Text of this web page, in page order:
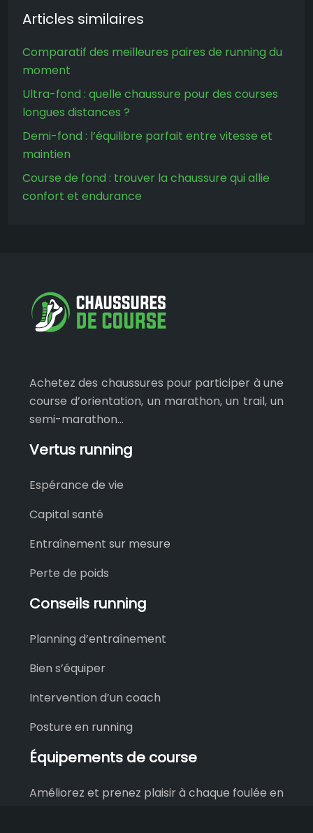
Articles similaires
Comparatif des meilleures paires de running du
moment
Ultra-fond : quelle chaussure pour des courses
longues distances ?
Demi-fond : l’équilibre parfait entre vitesse et
maintien
Course de fond : trouver la chaussure qui allie
confort et endurance
Achetez des chaussures pour participer à une
course d’orientation, un marathon, un trail, un
semi-marathon…
Vertus running
Espérance de vie
Capital santé
Entraînement sur mesure
Perte de poids
Conseils running
Planning d’entraînement
Bien s’équiper
Intervention d’un coach
Posture en running
Équipements de course
Améliorez et prenez plaisir à chaque foulée en